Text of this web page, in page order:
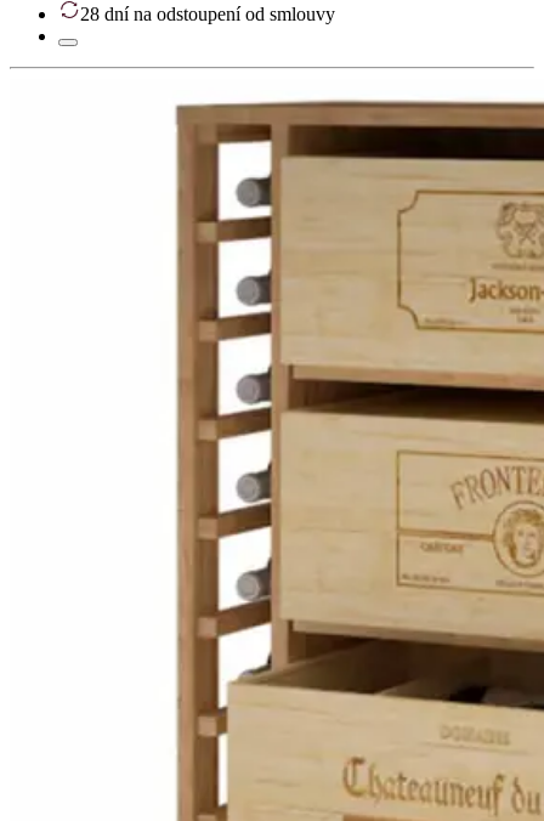
28 dní na odstoupení od smlouvy